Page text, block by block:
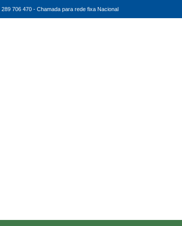
289 706 470 - Chamada para rede fixa Nacional